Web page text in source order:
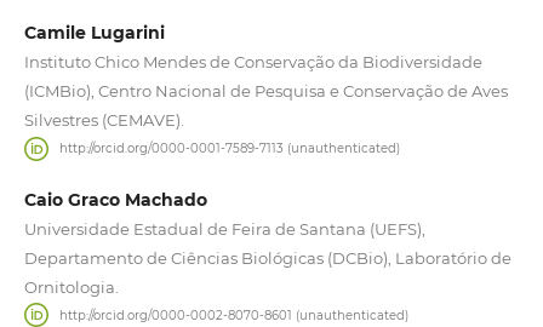
Camile Lugarini
Instituto Chico Mendes de Conservação da Biodiversidade
(ICMBio), Centro Nacional de Pesquisa e Conservação de Aves
Silvestres (CEMAVE).
http://orcid.org/0000-0001-7589-7113 (unauthenticated)
Caio Graco Machado
Universidade Estadual de Feira de Santana (UEFS),
Departamento de Ciências Biológicas (DCBio), Laboratório de
Ornitologia.
http://orcid.org/0000-0002-8070-8601 (unauthenticated)